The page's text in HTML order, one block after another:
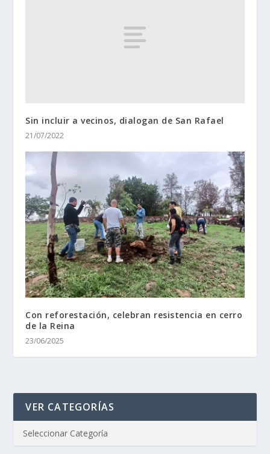
Sin incluir a vecinos, dialogan de San Rafael
21/07/2022
Con reforestación, celebran resistencia en cerro
de la Reina
23/06/2025
VER CATEGORÍAS